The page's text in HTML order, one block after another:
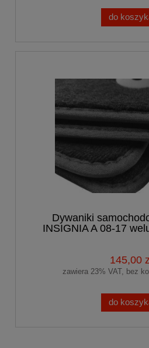
do
Dywaniki
INSIGNIA A 08-17
145,00
zawiera 23% VAT, bez
do